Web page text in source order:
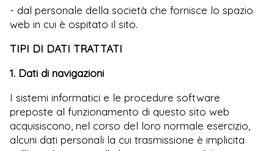
- dal personale della società che fornisce lo spazio
web in cui è ospitato il sito.
TIPI DI DATI TRATTATI
1. Dati di navigazioni
I sistemi informatici e le procedure software
preposte al funzionamento di questo sito web
acquisiscono, nel corso del loro normale esercizio,
alcuni dati personali la cui trasmissione è implicita